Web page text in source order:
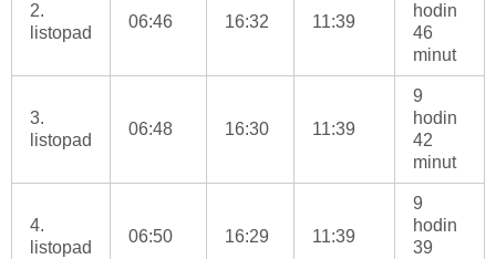
2.
listopad
06:46 16:32 11:39
hodin
46
minut
3.
listopad
06:48 16:30 11:39
9
hodin
42
minut
4.
listopad
06:50 16:29 11:39
9
hodin
39